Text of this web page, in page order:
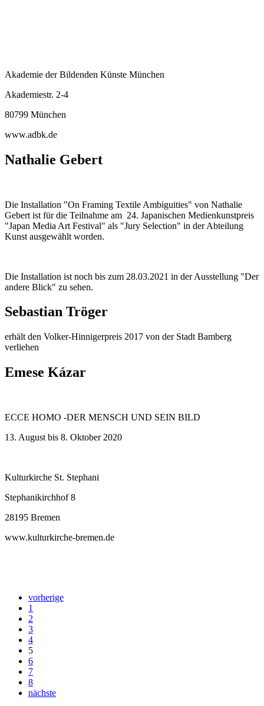
Akademie der Bildenden Künste München
Akademiestr. 2-4
80799 München
www.adbk.de
Nathalie Gebert
Die Installation "On Framing Textile Ambiguities" von Nathalie
Gebert ist für die Teilnahme am 24. Japanischen Medienkunstpreis
"Japan Media Art Festival" als "Jury Selection" in der Abteilung
Kunst ausgewählt worden.
Die Installation ist noch bis zum 28.03.2021 in der Ausstellung "Der
andere Blick" zu sehen.
Sebastian Tröger
erhält den Volker-Hinnigerpreis 2017 von der Stadt Bamberg
verliehen
Emese Kázar
ECCE HOMO -DER MENSCH UND SEIN BILD
13. August bis 8. Oktober 2020
Kulturkirche St. Stephani
Stephanikirchhof 8
28195 Bremen
www.kulturkirche-bremen.de
vorherige
1
2
3
4
5
6
7
8
nächste